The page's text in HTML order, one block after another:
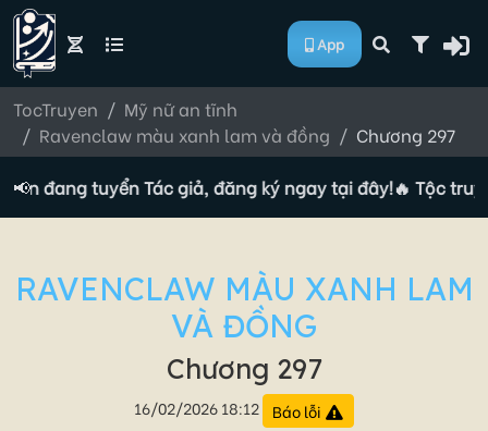
App
TocTruyen
Mỹ nữ an tĩnh
Ravenclaw màu xanh lam và đồng
Chương 297
📢đang tuyển Tác giả, đăng ký ngay tại đây!🔥 Tộc
RAVENCLAW MÀU XANH LAM
VÀ ĐỒNG
Chương 297
16/02/2026 18:12 Báo lỗi